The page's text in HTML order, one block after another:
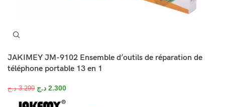
JAKIMEY JM-9102 Ensemble d’outils de réparation de
téléphone portable 13 en 1
3.299 د.ج 2.300 د.ج